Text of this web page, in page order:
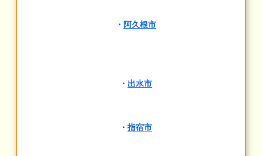
・ 阿久根市
・ 出水市
・ 指宿市